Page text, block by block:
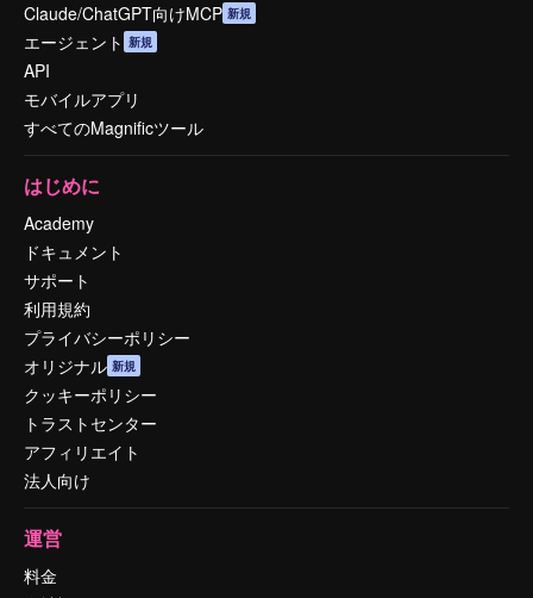
Claude/ChatGPT向けMCP 新規
エージェント 新規
API
モバイルアプリ
すべてのMagnificツール
はじめに
Academy
ドキュメント
サポート
利用規約
プライバシーポリシー
オリジナル 新規
クッキーポリシー
トラストセンター
アフィリエイト
法人向け
運営
料金